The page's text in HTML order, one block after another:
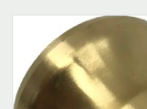
produkten
flera
varianter.
De